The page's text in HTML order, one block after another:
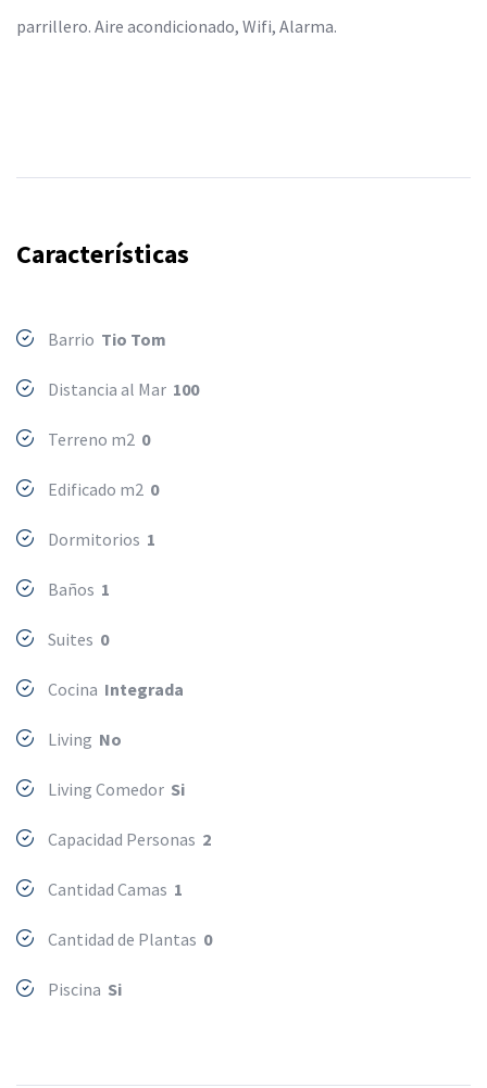
parrillero. Aire acondicionado, Wifi, Alarma.
Características
Barrio Tio Tom
Distancia al Mar 100
Terreno m2 0
Edificado m2 0
Dormitorios 1
Baños 1
Suites 0
Cocina Integrada
Living No
Living Comedor Si
Capacidad Personas 2
Cantidad Camas 1
Cantidad de Plantas 0
Piscina Si